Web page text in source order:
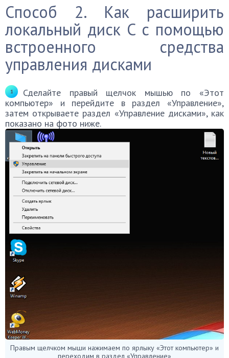
Способ 2. Как расширить
локальный диск C с помощью
встроенного средства
управления дисками
Сделайте правый щелчок мышью по «Этот
компьютер» и перейдите в раздел «Управление»,
затем открываете раздел «Управление дисками», как
показано на фото ниже.
Правым щелчком мыши нажимаем по ярлыку «Этот компьютер» и
переходим в раздел «Управление»